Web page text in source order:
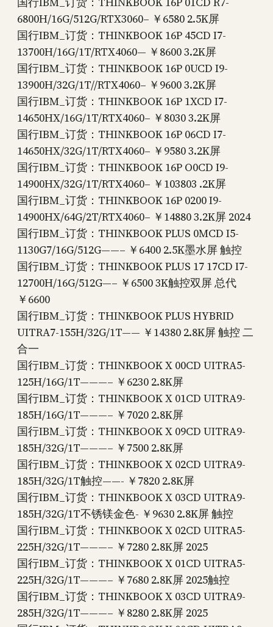
6800H/16G/512G/RTX3060– ￥6580 2.5K屏
国行IBM_订货：THINKBOOK 16P 45CD I7-
13700H/16G/1T/RTX4060— ￥8600 3.2K屏
国行IBM_订货：THINKBOOK 16P 0UCD I9-
13900H/32G/1T//RTX4060– ￥9600 3.2K屏
国行IBM_订货：THINKBOOK 16P 1XCD I7-
14650HX/16G/1T/RTX4060– ￥8030 3.2K屏
国行IBM_订货：THINKBOOK 16P 06CD I7-
14650HX/32G/1T/RTX4060– ￥9580 3.2K屏
国行IBM_订货：THINKBOOK 16P O0CD I9-
14900HX/32G/1T/RTX4060– ￥103803 .2K屏
国行IBM_订货：THINKBOOK 16P 0200 I9-
14900HX/64G/2T/RTX4060– ￥14880 3.2K屏 2024
国行IBM_订货：THINKBOOK PLUS 0MCD I5-
1130G7/16G/512G——– ￥6400 2.5K墨水屏 触控
国行IBM_订货：THINKBOOK PLUS 17 17CD I7-
12700H/16G/512G—– ￥6500 3K触控双屏 总代
￥6600
国行IBM_订货：THINKBOOK PLUS HYBRID
UITRA7-155H/32G/1T—— ￥14380 2.8K屏 触控 二
合一
国行IBM_订货：THINKBOOK X 00CD UITRA5-
125H/16G/1T———– ￥6230 2.8K屏
国行IBM_订货：THINKBOOK X 01CD UITRA9-
185H/16G/1T———– ￥7020 2.8K屏
国行IBM_订货：THINKBOOK X 09CD UITRA9-
185H/32G/1T———– ￥7500 2.8K屏
国行IBM_订货：THINKBOOK X 02CD UITRA9-
185H/32G/1T触控——- ￥7820 2.8K屏
国行IBM_订货：THINKBOOK X 03CD UITRA9-
185H/32G/1T不锈镁金色- ￥9630 2.8K屏 触控
国行IBM_订货：THINKBOOK X 02CD UITRA5-
225H/32G/1T———– ￥7280 2.8K屏 2025
国行IBM_订货：THINKBOOK X 01CD UITRA5-
225H/32G/1T———– ￥7680 2.8K屏 2025触控
国行IBM_订货：THINKBOOK X 03CD UITRA9-
285H/32G/1T———– ￥8280 2.8K屏 2025